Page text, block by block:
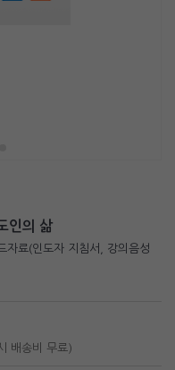
인의 삶
료(인도자 지침서, 강의음성
배송비 무료)